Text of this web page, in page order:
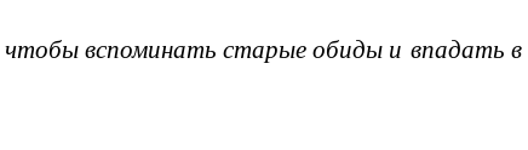
чтобы вспоминать старые обиды и